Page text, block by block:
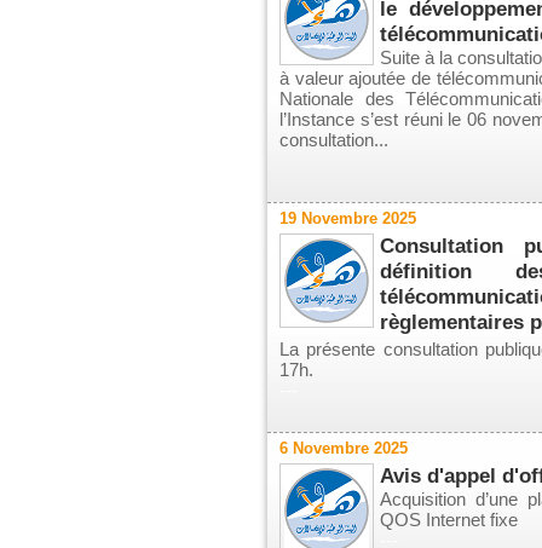
le
Suite à la
à valeur ajoutée de
Nationale des
l’Instance s’est réuni le 06
consultation...
19 Novembre 2025
Consultation
définition
règlementaires
La présente consultation
17h.
6 Novembre 2025
Avis d'appel
Acquisition d’une
QOS Internet fixe